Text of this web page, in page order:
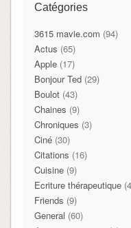
Catégories
3615 mavie.com (94)
Actus (65)
Apple(17)
Bonjour Ted(29)
Boulot(43)
Chaines (9)
Chroniques (3)
Ciné(30)
Citations (16)
Cuisine(9)
Ecriture thérapeutique
Friends (9)
General (60)